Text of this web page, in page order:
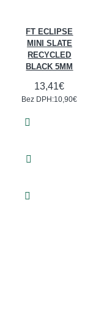
FT ECLIPSE
MINI SLATE
RECYCLED
BLACK 5MM
13,41€
Bez DPH:10,90€